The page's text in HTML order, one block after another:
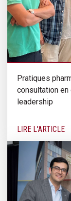
Pratiques
consultation
leadership
LIRE L'ARTICLE